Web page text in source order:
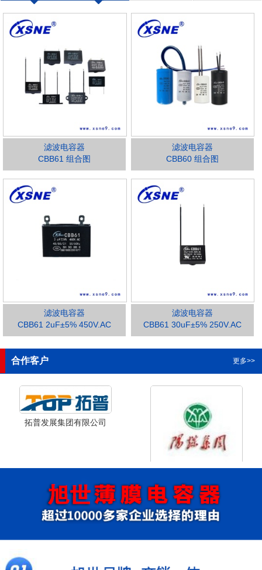
滤波电容器
CBB61 组合图
滤波电容器
CBB60 组合图
滤波电容器
CBB61 2uF±5% 450V.AC
滤波电容器
CBB61 30uF±5% 250V.AC
合作客户 更多>>
拓普发展集团有限公司
山西省阳泉市阳泉煤业集团